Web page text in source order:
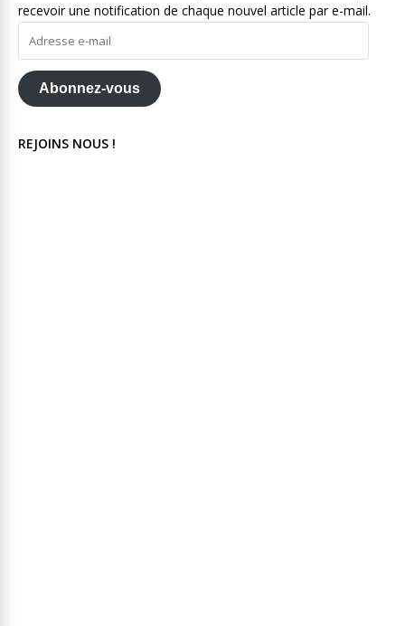
recevoir une notification de chaque nouvel article par e-mail.
mail
Abonnez-vous
REJOINS NOUS !